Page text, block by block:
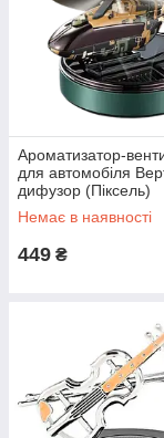
Ароматизатор-
для автомобіля
дифузор (Піксель)
Немає в наявності
449 ₴